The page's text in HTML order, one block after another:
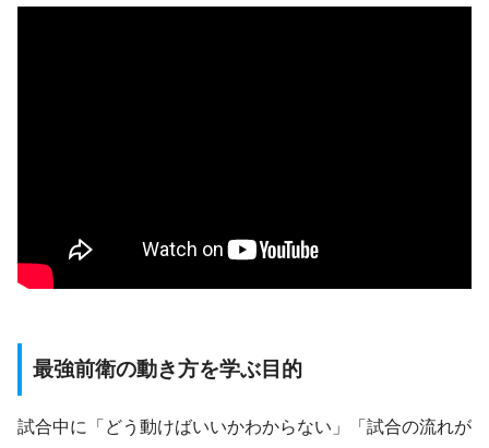
最強前衛の動き方を学ぶ目的
試合中に「どう動けばいいかわからない」「試合の流れが